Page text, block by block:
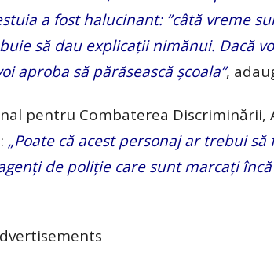
a fost halucinant: ”câtă vreme
să dau explicații nimănui. Dacă
aproba să părăsească școala”,
pentru Combaterea Discriminării,
„Poate că acest personaj ar trebui să
de poliție care sunt marcați